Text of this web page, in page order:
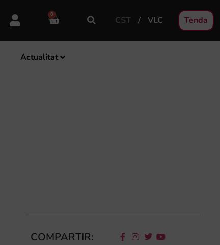
0
CST VLC Tenda
Actualitat
COMPARTIR: